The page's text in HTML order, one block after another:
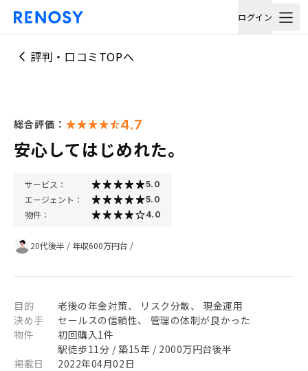
ログイン
評判・口コミTOPへ
総合評価： 4.7
安心してはじめれた。
サービス： 5.0
エージェント： 5.0
物件： 4.0
20代後半 / 年収600万円台 /
目的
老後の年金対策、 リスク分散、 現金運用
決め手
セールスの信頼性、 管理の体制が良かった
物件
初回購入1件
駅徒歩11分 / 築15年 / 2000万円台後半
掲載日
2022年04月02日